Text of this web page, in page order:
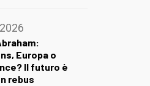
Europa o
Il futuro è
rebus